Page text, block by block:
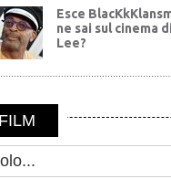
Esce
ne sai sul cinema
Lee?